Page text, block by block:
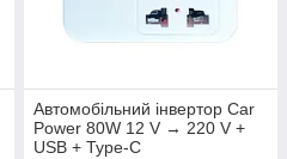
Автомобільний інвертор Car
Power 80W 12 V → 220 V +
USB + Type-C